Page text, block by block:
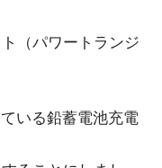
（パワートランジ
いる鉛蓄電池充電